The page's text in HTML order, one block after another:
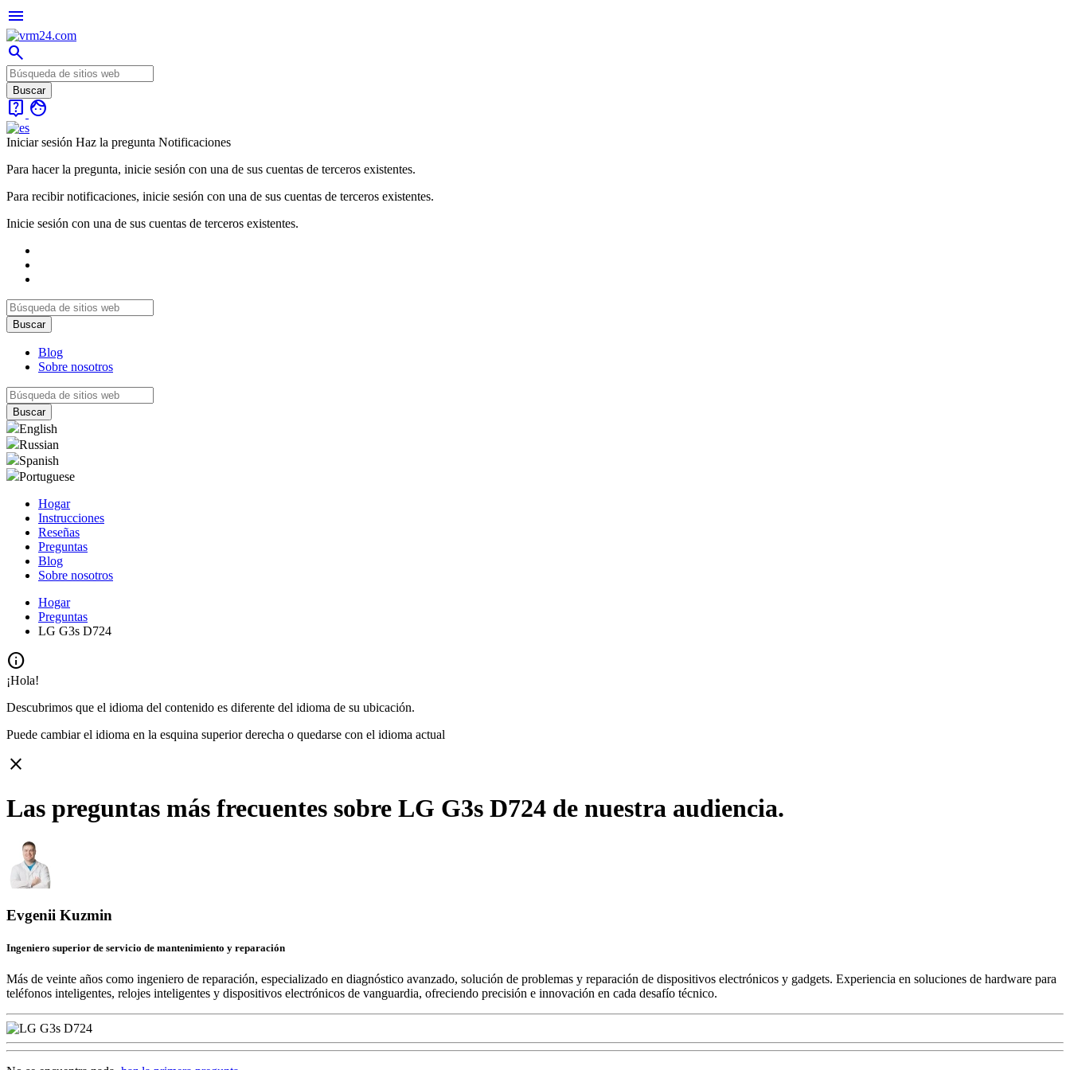
menu
search
live_help face
Iniciar sesión Haz la pregunta Notificaciones
Para hacer la pregunta, inicie sesión con una de sus cuentas de terceros existentes.
Para recibir notificaciones, inicie sesión con una de sus cuentas de terceros existentes.
Inicie sesión con una de sus cuentas de terceros existentes.
Blog
Sobre nosotros
English
Russian
Spanish
Portuguese
Hogar
Instrucciones
Reseñas
Preguntas
Blog
Sobre nosotros
Hogar
Preguntas
LG G3s D724
info
¡Hola!
Descubrimos que el idioma del contenido es diferente del idioma de su ubicación.
Puede cambiar el idioma en la esquina superior derecha o quedarse con el idioma actual
close
Las preguntas más frecuentes sobre LG G3s D724 de nuestra audiencia.
Evgenii Kuzmin
Ingeniero superior de servicio de mantenimiento y reparación
Más de veinte años como ingeniero de reparación, especializado en diagnóstico avanzado, solución de problemas y reparación de dispositivos electrónicos y gadgets. Experiencia en soluciones de hardware para
teléfonos inteligentes, relojes inteligentes y dispositivos electrónicos de vanguardia, ofreciendo precisión e innovación en cada desafío técnico.